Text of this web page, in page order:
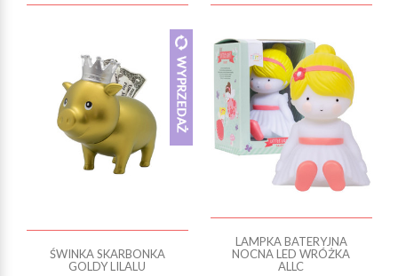
ŚWINKA SKARBONKA
GOLDY LILALU
LAMPKA BATERYJNA
NOCNA LED WRÓŻKA
ALLC